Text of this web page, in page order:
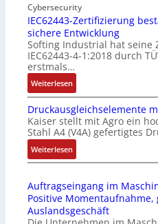
n
d
u
s
t
r
i
e
-
P
C
l
ä
s
t
s
b
i
l
f
u
n
k
m
o
d
u
l
e
r
i
n
Cybersecurity
IEC62443-Zertifizierung
sichere Entwicklung
Softing Industrial hat seine
IEC62443-4-1:2018 durch
erstmals…
Weiterlesen:
I
E
6
2
4
3
-
Z
Druckausgleichselemente
Kaiser stellt mit Agro ein
Stahl A4 (V4A) gefertigtes
Weiterlesen:
D
u
c
k
Auftragseingang im
Positive
Auslandsgeschäft